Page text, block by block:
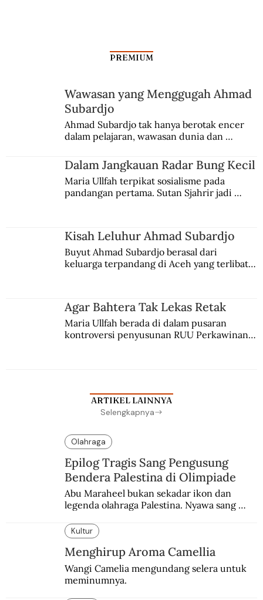
Permina di Tangan Ibnu Sutowo
PREMIUM
Wawasan yang Menggugah Ahmad
Subardjo
Ahmad Subardjo tak hanya berotak encer
dalam pelajaran, wawasan dunia dan
Jules Verne, Multatuli, hingga Sun Yat-sen.
Dalam Jangkauan Radar Bung Kecil
Maria Ullfah terpikat sosialisme pada
pandangan pertama. Sutan Sjahrir jadi
Kisah Leluhur Ahmad Subardjo
Buyut Ahmad Subardjo berasal dari
keluarga terpandang di Aceh yang terlibat
Agar Bahtera Tak Lekas Retak
Maria Ullfah berada di dalam pusaran
kontroversi penyusunan RUU Perkawinan.
ARTIKEL LAINNYA
Selengkapnya
Olahraga
Epilog Tragis Sang Pengusung
Bendera Palestina di Olimpiade
Abu Maraheel bukan sekadar ikon dan
legenda olahraga Palestina. Nyawa sang
memblokade Rafah.
Kultur
Menghirup Aroma Camellia
Wangi Camelia mengundang selera untuk
meminumnya.